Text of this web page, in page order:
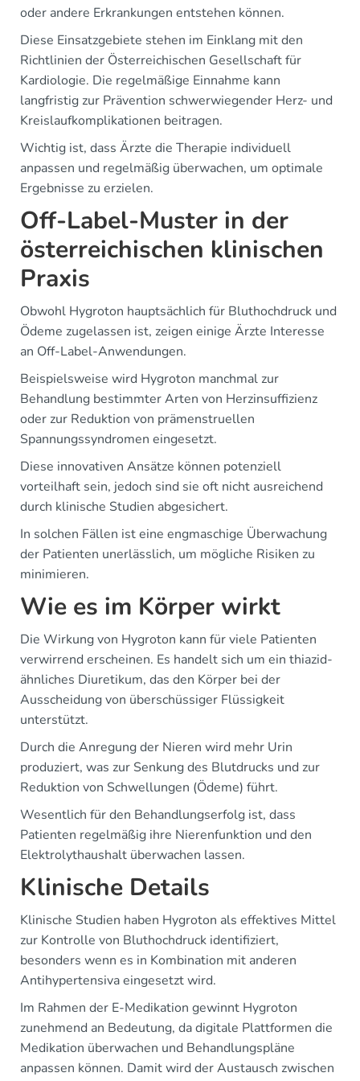
oder andere Erkrankungen entstehen können.
Diese Einsatzgebiete stehen im Einklang mit den
Richtlinien der Österreichischen Gesellschaft für
Kardiologie. Die regelmäßige Einnahme kann
langfristig zur Prävention schwerwiegender Herz- und
Kreislaufkomplikationen beitragen.
Wichtig ist, dass Ärzte die Therapie individuell
anpassen und regelmäßig überwachen, um optimale
Ergebnisse zu erzielen.
Off-Label-Muster in der
österreichischen klinischen
Praxis
Obwohl Hygroton hauptsächlich für Bluthochdruck und
Ödeme zugelassen ist, zeigen einige Ärzte Interesse
an Off-Label-Anwendungen.
Beispielsweise wird Hygroton manchmal zur
Behandlung bestimmter Arten von Herzinsuffizienz
oder zur Reduktion von prämenstruellen
Spannungssyndromen eingesetzt.
Diese innovativen Ansätze können potenziell
vorteilhaft sein, jedoch sind sie oft nicht ausreichend
durch klinische Studien abgesichert.
In solchen Fällen ist eine engmaschige Überwachung
der Patienten unerlässlich, um mögliche Risiken zu
minimieren.
Wie es im Körper wirkt
Die Wirkung von Hygroton kann für viele Patienten
verwirrend erscheinen. Es handelt sich um ein thiazid-
ähnliches Diuretikum, das den Körper bei der
Ausscheidung von überschüssiger Flüssigkeit
unterstützt.
Durch die Anregung der Nieren wird mehr Urin
produziert, was zur Senkung des Blutdrucks und zur
Reduktion von Schwellungen (Ödeme) führt.
Wesentlich für den Behandlungserfolg ist, dass
Patienten regelmäßig ihre Nierenfunktion und den
Elektrolythaushalt überwachen lassen.
Klinische Details
Klinische Studien haben Hygroton als effektives Mittel
zur Kontrolle von Bluthochdruck identifiziert,
besonders wenn es in Kombination mit anderen
Antihypertensiva eingesetzt wird.
Im Rahmen der E-Medikation gewinnt Hygroton
zunehmend an Bedeutung, da digitale Plattformen die
Medikation überwachen und Behandlungspläne
anpassen können. Damit wird der Austausch zwischen